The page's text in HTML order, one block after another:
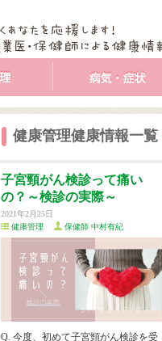
健康管理健康情報一覧
子宮頸がん検診って痛い
の？～検診の実際～
2021年2月25日
健康管理
保健師 中村有紀
Q. 今度、初めて子宮頸がん検診を受